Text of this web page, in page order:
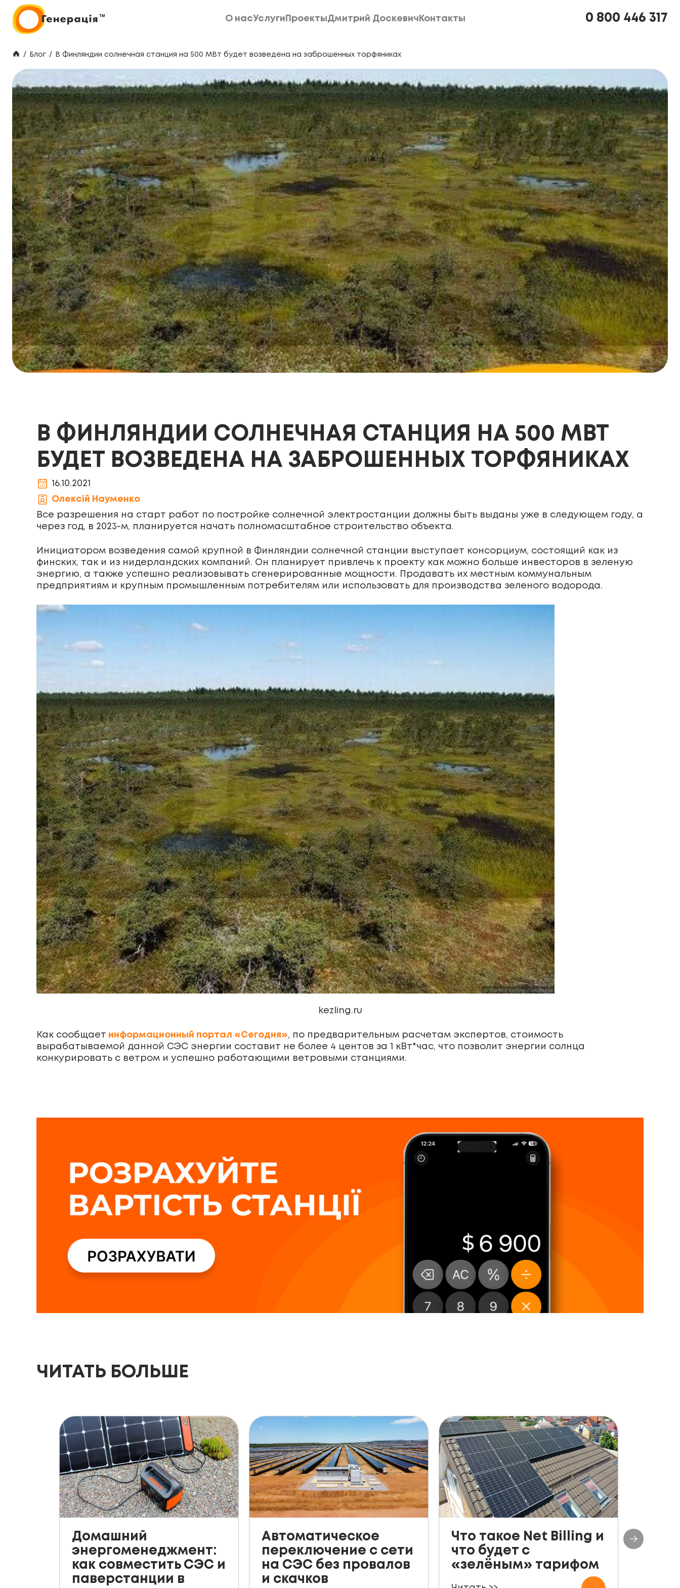
О насУслуги ПроектыДмитрий Доскевич Контакты
0 800 446 317
/ Блог / В Финляндии солнечная станция на 500 МВт будет возведена на заброшенных торфяниках
В ФИНЛЯНДИИ СОЛНЕЧНАЯ СТАНЦИЯ НА 500 МВТ
БУДЕТ ВОЗВЕДЕНА НА ЗАБРОШЕННЫХ ТОРФЯНИКАХ
16.10.2021
Олексій Науменко
Все разрешения на старт работ по постройке солнечной электростанции должны быть выданы уже в следующем году, а
через год, в 2023-м, планируется начать полномасштабное строительство объекта.
Инициатором возведения самой крупной в Финляндии солнечной станции выступает консорциум, состоящий как из
финских, так и из нидерландских компаний. Он планирует привлечь к проекту как можно больше инвесторов в зеленую
энергию, а также успешно реализовывать сгенерированные мощности. Продавать их местным коммунальным
предприятиям и крупным промышленным потребителям или использовать для производства зеленого водорода.
kezling.ru
Как сообщает информационный портал «Сегодня», по предварительным расчетам экспертов, стоимость
вырабатываемой данной СЭС энергии составит не более 4 центов за 1 кВт*час, что позволит энергии солнца
конкурировать с ветром и успешно работающими ветровыми станциями.
ЧИТАТЬ БОЛЬШЕ
Домашний
энергоменеджмент:
как совместить СЭС и
паверстанции в
Автоматическое
переключение с сети
на СЭС без провалов
и скачков
Что такое Net Billing и
что будет с
«зелёным» тарифом